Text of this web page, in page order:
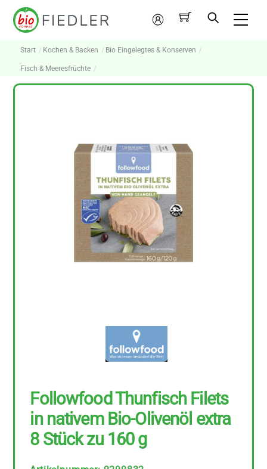
Skip
Mein
Konto
Start Kochen & Backen Bio Eingelegtes & Konserven
Fisch & Meeresfrüchte
Followfood Thunfisch Filets
in nativem Bio-Olivenöl extra
8 Stück zu 160 g